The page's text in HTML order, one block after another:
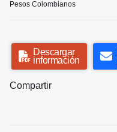
Pesos Colombianos
Descargar
información
Compartir